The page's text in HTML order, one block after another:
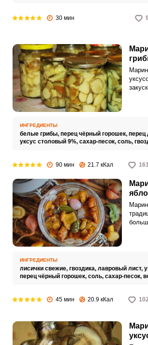
30 мин
ИНГРЕДИЕНТЫ
белые грибы, перец чёрный горошек, перец
уксус столовый 9%, сахар-песок, соль,
90 мин 21.7 кКал
ИНГРЕДИЕНТЫ
лисички свежие, гвоздика, лавровый лист,
перец чёрный горошек, соль, сахар-песок,
45 мин 20.9 кКал